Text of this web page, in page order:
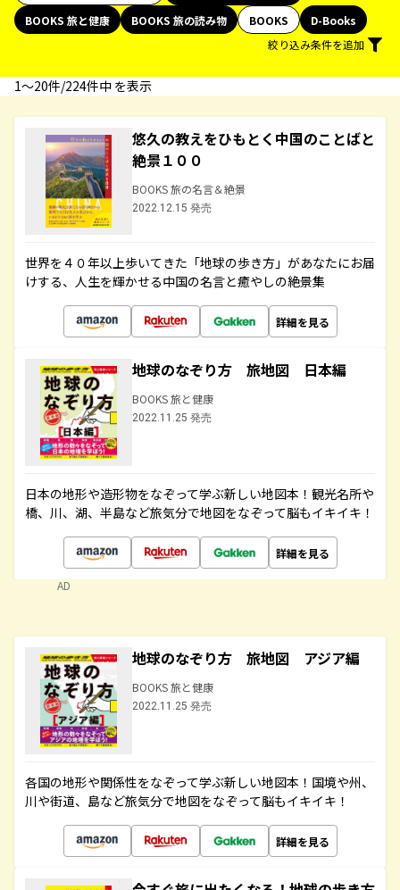
BOOKS 旅と健康
BOOKS 旅の読み物 BOOKS
D-Books
絞り込み条件を追加
1〜20件/224件中 を表示
悠久の教えをひもとく中国のことばと
絶景１００
BOOKS 旅の名言＆絶景
2022.12.15 発売
世界を４０年以上歩いてきた「地球の歩き方」があなたにお届
けする、人生を輝かせる中国の名言と癒やしの絶景集
詳細を見る
地球のなぞり方 旅地図 日本編
BOOKS 旅と健康
2022.11.25 発売
日本の地形や造形物をなぞって学ぶ新しい地図本！観光名所や
橋、川、湖、半島など旅気分で地図をなぞって脳もイキイキ！
詳細を見る
AD
地球のなぞり方 旅地図 アジア編
BOOKS 旅と健康
2022.11.25 発売
各国の地形や関係性をなぞって学ぶ新しい地図本！国境や州、
川や街道、島など旅気分で地図をなぞって脳もイキイキ！
詳細を見る